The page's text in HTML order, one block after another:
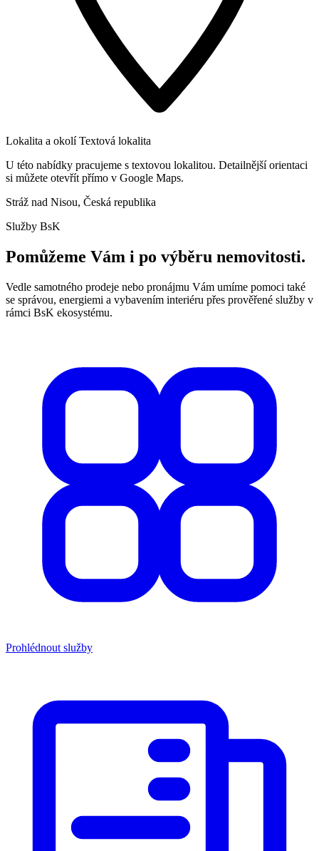
Lokalita a okolí Textová lokalita
U této nabídky pracujeme s textovou lokalitou. Detailnější orientaci
si můžete otevřít přímo v Google Maps.
Stráž nad Nisou, Česká republika
Služby BsK
Pomůžeme Vám i po výběru nemovitosti.
Vedle samotného prodeje nebo pronájmu Vám umíme pomoci také
se správou, energiemi a vybavením interiéru přes prověřené služby v
rámci BsK ekosystému.
Prohlédnout služby